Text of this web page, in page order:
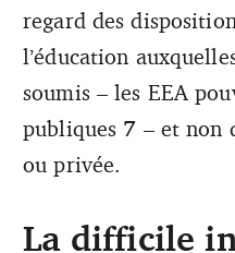
regard des
l’éducation
soumis – les EEA
publiques 7 – et non
ou privée.
La difficile